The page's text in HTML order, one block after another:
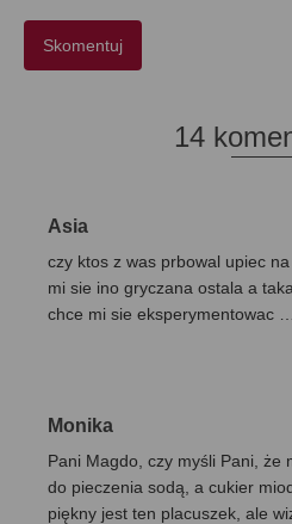
14
Asia
czy ktos z was prbowal upiec
mi sie ino gryczana ostala a
chce mi sie eksperymentowac
Monika
Pani Magdo, czy myśli Pani, że
do pieczenia sodą, a cukier
piękny jest ten placuszek, ale